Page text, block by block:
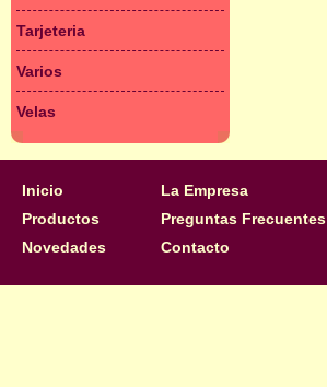
Tarjeteria
Varios
Velas
Inicio
Productos
Novedades
La Empresa
Preguntas Frecuentes
Contacto